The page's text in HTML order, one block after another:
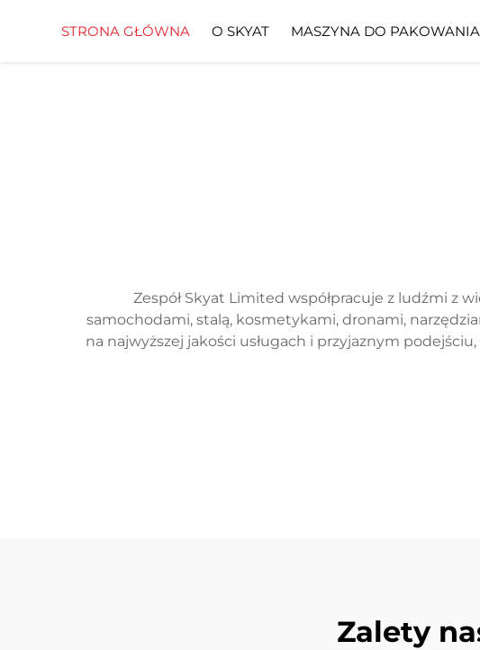
STRONA GŁÓWNA O SKYAT MASZYNA DO
Zespół Skyat Limited współpracuje z ludźmi z
samochodami, stalą, kosmetykami, dronami,
na najwyższej jakości usługach i przyjaznym
Zalety